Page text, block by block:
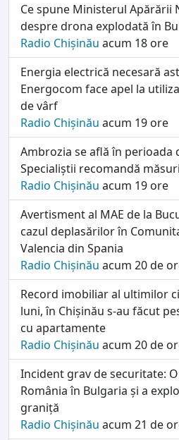
Ce spune Ministerul Apărării
despre drona explodată în
Radio Chișinău acum 18 ore
Energia electrică necesară
Energocom face apel la
de vârf
Radio Chișinău acum 19 ore
Ambrozia se află în perioada
Specialiștii recomandă
Radio Chișinău acum 19 ore
Avertisment al MAE de la
cazul deplasărilor în
Valencia din Spania
Radio Chișinău acum 20 de
Record imobiliar al ultimilor
luni, în Chișinău s-au făcut
cu apartamente
Radio Chișinău acum 20 de
Incident grav de securitate:
România în Bulgaria și a
graniță
Radio Chișinău acum 21 de